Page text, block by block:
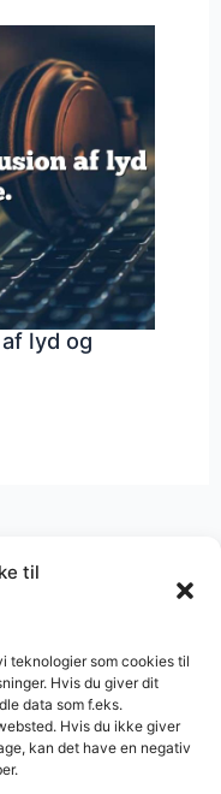
til
teknologier som cookies til
Hvis du giver dit
data som f.eks.
Hvis du ikke giver
kan det have en negativ
lyd og